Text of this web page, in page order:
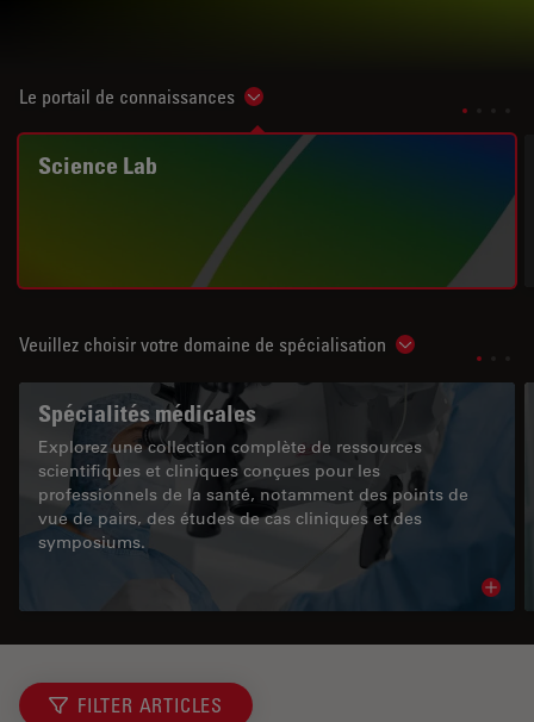
Le portail de connaissances Show subnavigation
Science Lab
Veuillez choisir votre domaine de spécialisation Show
Spécialités médicales
Explorez une collection complète de ressources
scientifiques et cliniques conçues pour les
professionnels de la santé, notamment des points de
vue de pairs, des études de cas cliniques et des
symposiums.
FILTER ARTICLES